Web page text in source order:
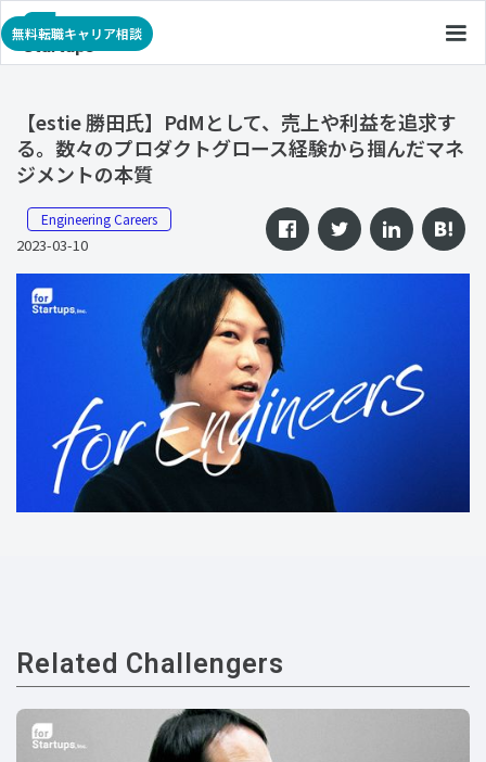
無料転職キャリア相談
【estie 勝田氏】PdMとして、売上や利益を追求す
る。数々のプロダクトグロース経験から掴んだマネ
ジメントの本質
Engineering Careers
2023-03-10
Related Challengers